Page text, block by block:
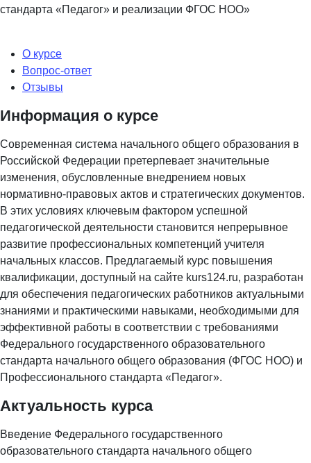
стандарта «Педагог» и реализации ФГОС НОО»
О курсе
Вопрос-ответ
Отзывы
Информация о курсе
Современная система начального общего образования в
Российской Федерации претерпевает значительные
изменения, обусловленные внедрением новых
нормативно-правовых актов и стратегических документов.
В этих условиях ключевым фактором успешной
педагогической деятельности становится непрерывное
развитие профессиональных компетенций учителя
начальных классов. Предлагаемый курс повышения
квалификации, доступный на сайте kurs124.ru, разработан
для обеспечения педагогических работников актуальными
знаниями и практическими навыками, необходимыми для
эффективной работы в соответствии с требованиями
Федерального государственного образовательного
стандарта начального общего образования (ФГОС НОО) и
Профессионального стандарта «Педагог».
Актуальность курса
Введение Федерального государственного
образовательного стандарта начального общего